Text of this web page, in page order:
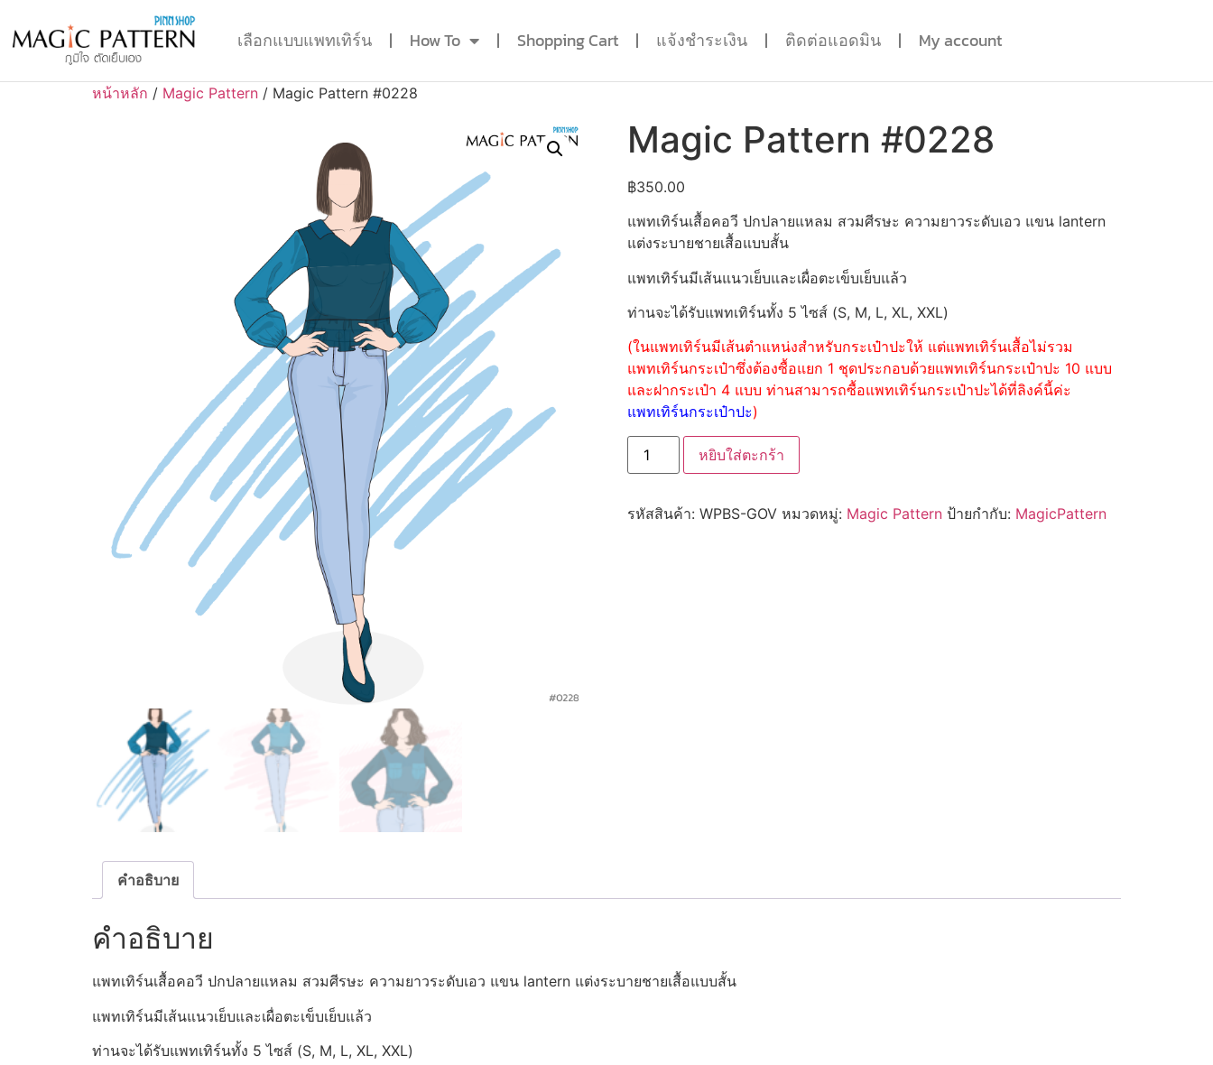
เลือกแบบแพทเทิร์น How To Shopping Cart แจ้งชำระเงิน ติดต่อแอดมิน My account
หน้าหลัก / Magic Pattern / Magic Pattern #0228
Magic Pattern #0228
฿350.00
แพทเทิร์นเสื้อคอวี ปกปลายแหลม สวมศีรษะ ความยาวระดับเอว แขน lantern
แต่งระบายชายเสื้อแบบสั้น
แพทเทิร์นมีเส้นแนวเย็บและเผื่อตะเข็บเย็บแล้ว
ท่านจะได้รับแพทเทิร์นทั้ง 5 ไซส์ (S, M, L, XL, XXL)
(ในแพทเทิร์นมีเส้นตำแหน่งสำหรับกระเป๋าปะให้ แต่แพทเทิร์นเสื้อไม่รวม
แพทเทิร์นกระเป๋าซึ่งต้องซื้อแยก 1 ชุดประกอบด้วยแพทเทิร์นกระเป๋าปะ 10 แบบ
และฝากระเป๋า 4 แบบ ท่านสามารถซื้อแพทเทิร์นกระเป๋าปะได้ที่ลิงค์นี้ค่ะ
แพทเทิร์นกระเป๋าปะ)
หยิบใส่ตะกร้า
รหัสสินค้า: WPBS-GOV หมวดหมู่: Magic Pattern ป้ายกำกับ: MagicPattern
คำอธิบาย
คำอธิบาย
แพทเทิร์นเสื้อคอวี ปกปลายแหลม สวมศีรษะ ความยาวระดับเอว แขน lantern แต่งระบายชายเสื้อแบบสั้น
แพทเทิร์นมีเส้นแนวเย็บและเผื่อตะเข็บเย็บแล้ว
ท่านจะได้รับแพทเทิร์นทั้ง 5 ไซส์ (S, M, L, XL, XXL)